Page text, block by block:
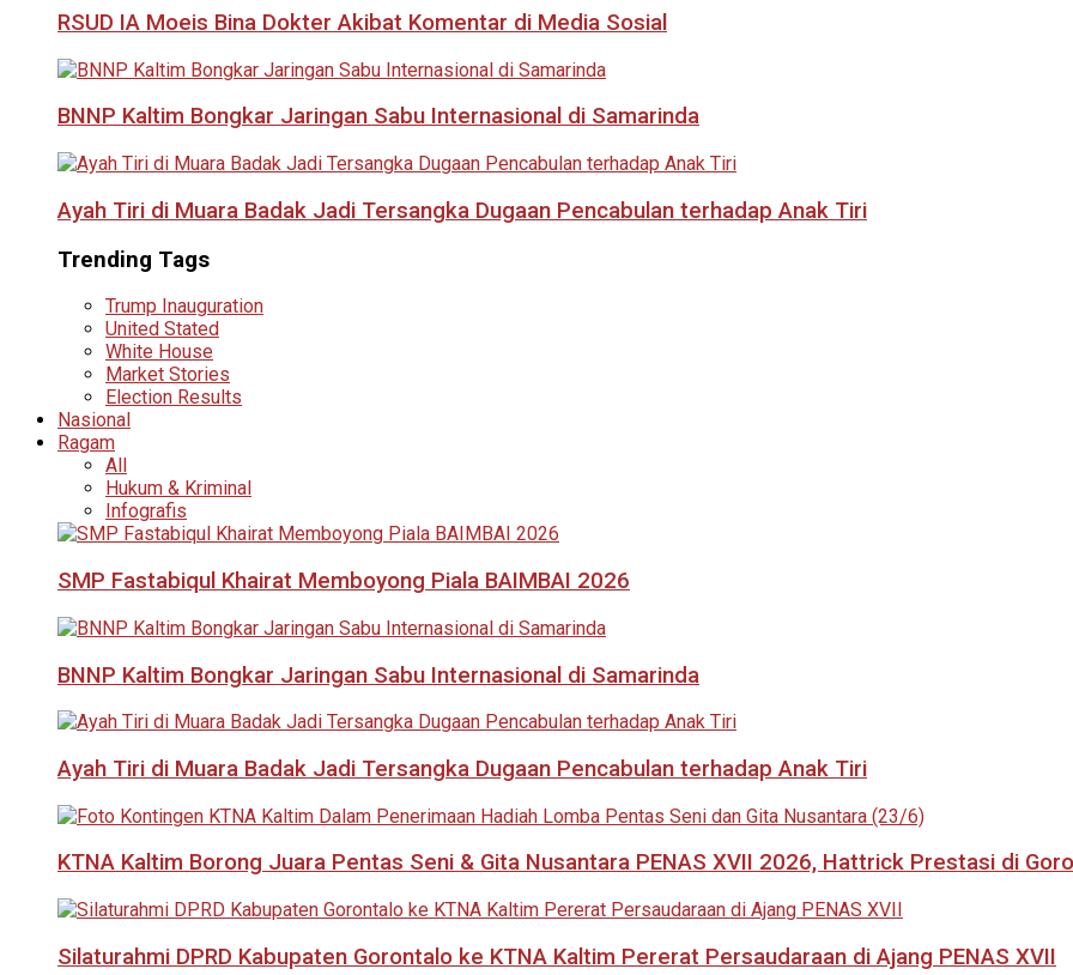
RSUD IA Moeis Bina Dokter Akibat Komentar di Media Sosial
BNNP Kaltim Bongkar Jaringan Sabu Internasional di Samarinda
Ayah Tiri di Muara Badak Jadi Tersangka Dugaan Pencabulan terhadap Anak Tiri
Trending Tags
Trump Inauguration
United Stated
White House
Market Stories
Election Results
Nasional
Ragam
All
Hukum & Kriminal
Infografis
SMP Fastabiqul Khairat Memboyong Piala BAIMBAI 2026
BNNP Kaltim Bongkar Jaringan Sabu Internasional di Samarinda
Ayah Tiri di Muara Badak Jadi Tersangka Dugaan Pencabulan terhadap Anak Tiri
KTNA Kaltim Borong Juara Pentas Seni & Gita Nusantara PENAS XVII 2026, Hattrick Prestasi di
Silaturahmi DPRD Kabupaten Gorontalo ke KTNA Kaltim Pererat Persaudaraan di Ajang PENAS XVII